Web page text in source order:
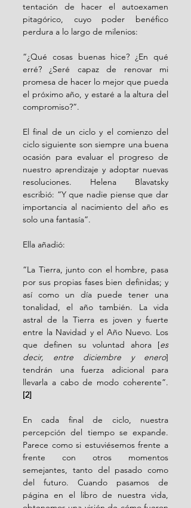
tentación de hacer el autoexamen
pitagórico, cuyo poder benéfico
perdura a lo largo de milenios:
“¿Qué cosas buenas hice? ¿En qué
erré? ¿Seré capaz de renovar mi
promesa de hacer lo mejor que pueda
el próximo año, y estaré a la altura del
compromiso?”.
El final de un ciclo y el comienzo del
ciclo siguiente son siempre una buena
ocasión para evaluar el progreso de
nuestro aprendizaje y adoptar nuevas
resoluciones. Helena Blavatsky
escribió: “Y que nadie piense que dar
importancia al nacimiento del año es
solo una fantasía”.
Ella añadió:
“La Tierra, junto con el hombre, pasa
por sus propias fases bien definidas; y
así como un día puede tener una
tonalidad, el año también. La vida
astral de la Tierra es joven y fuerte
entre la Navidad y el Año Nuevo. Los
que definen su voluntad ahora [es
decir, entre diciembre y enero]
tendrán una fuerza adicional para
[2]
En cada final de ciclo, nuestra
percepción del tiempo se expande.
Parece como si estuviésemos frente a
frente con otros momentos
semejantes, tanto del pasado como
del futuro. Cuando pasamos de
página en el libro de nuestra vida,